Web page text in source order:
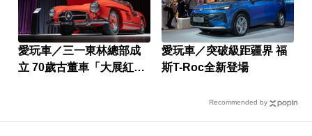
愛玩車／三一東林總部成
立 70歲古董車「大展紅
愛玩車／突破級距疆界 福
斯T-Roc全新登場
Recommended by